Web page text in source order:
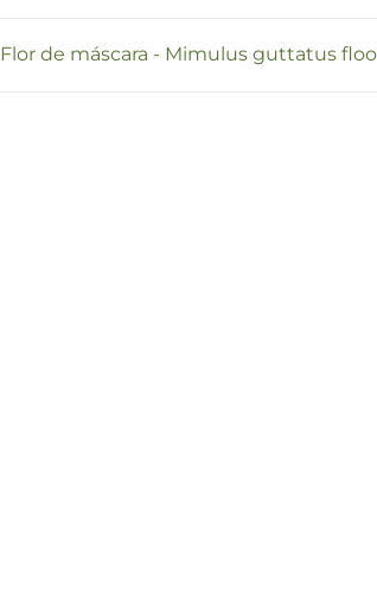
Flor de máscara - Mimulus guttatus